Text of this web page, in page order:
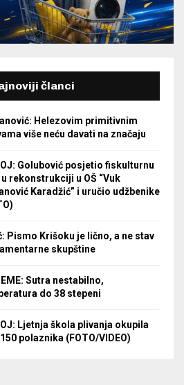
članci
Helezovim primitivnim
više neću davati na značaju
Golubović posjetio fiskulturnu
rekonstrukciji u OŠ “Vuk
Karadžić” i uručio udžbenike
Pismo Krišoku je lično, a ne stav
skupštine
Sutra nestabilno,
do 38 stepeni
Ljetnja škola plivanja okupila
polaznika (FOTO/VIDEO)